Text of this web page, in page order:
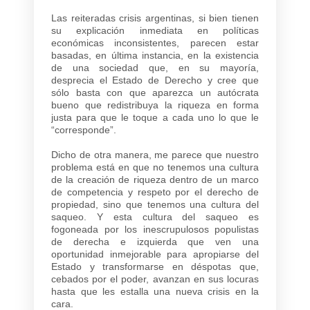
Las reiteradas crisis argentinas, si bien tienen
su explicación inmediata en políticas
económicas inconsistentes, parecen estar
basadas, en última instancia, en la existencia
de una sociedad que, en su mayoría,
desprecia el Estado de Derecho y cree que
sólo basta con que aparezca un autócrata
bueno que redistribuya la riqueza en forma
justa para que le toque a cada uno lo que le
“corresponde”.
Dicho de otra manera, me parece que nuestro
problema está en que no tenemos una cultura
de la creación de riqueza dentro de un marco
de competencia y respeto por el derecho de
propiedad, sino que tenemos una cultura del
saqueo. Y esta cultura del saqueo es
fogoneada por los inescrupulosos populistas
de derecha e izquierda que ven una
oportunidad inmejorable para apropiarse del
Estado y transformarse en déspotas que,
cebados por el poder, avanzan en sus locuras
hasta que les estalla una nueva crisis en la
cara.